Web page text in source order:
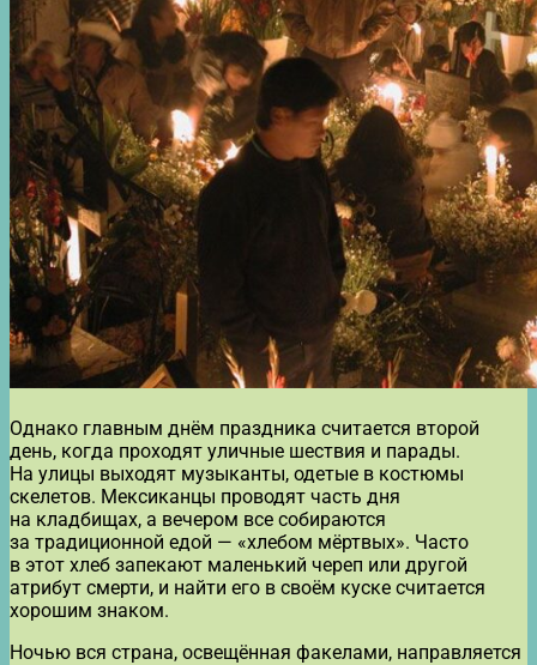
Однако главным днём праздника считается второй
день, когда проходят уличные шествия и парады.
На улицы выходят музыканты, одетые в костюмы
скелетов. Мексиканцы проводят часть дня
на кладбищах, а вечером все собираются
за традиционной едой — «хлебом мёртвых». Часто
в этот хлеб запекают маленький череп или другой
атрибут смерти, и найти его в своём куске считается
хорошим знаком.
Ночью вся страна, освещённая факелами, направляется